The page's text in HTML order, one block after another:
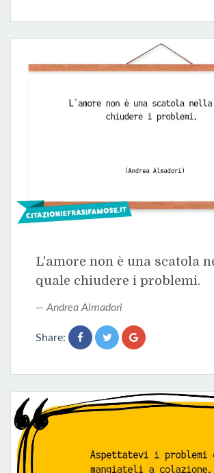
L'amore non è una scatola
quale chiudere i problemi.
Andrea Almadori
Share: